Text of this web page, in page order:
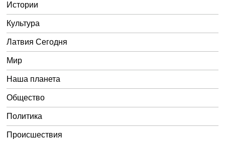
Истории
Культура
Латвия Сегодня
Мир
Наша планета
Общество
Политика
Происшествия